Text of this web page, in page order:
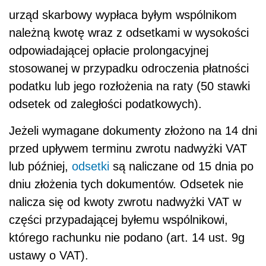
urząd skarbowy wypłaca byłym wspólnikom
należną kwotę wraz z odsetkami w wysokości
odpowiadającej opłacie prolongacyjnej
stosowanej w przypadku odroczenia płatności
podatku lub jego rozłożenia na raty (50 stawki
odsetek od zaległości podatkowych).
Jeżeli wymagane dokumenty złożono na 14 dni
przed upływem terminu zwrotu nadwyżki VAT
lub później, odsetki są naliczane od 15 dnia po
dniu złożenia tych dokumentów. Odsetek nie
nalicza się od kwoty zwrotu nadwyżki VAT w
części przypadającej byłemu wspólnikowi,
którego rachunku nie podano (art. 14 ust. 9g
ustawy o VAT).